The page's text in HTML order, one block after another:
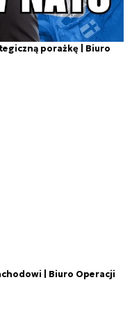
porażkę | Biuro
| Biuro Operacji